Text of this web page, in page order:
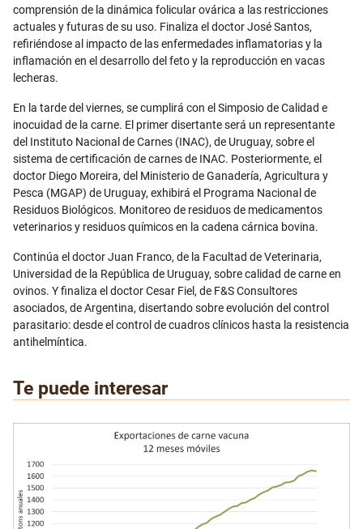
comprensión de la dinámica folicular ovárica a las restricciones
actuales y futuras de su uso. Finaliza el doctor José Santos,
refiriéndose al impacto de las enfermedades inflamatorias y la
inflamación en el desarrollo del feto y la reproducción en vacas
lecheras.
En la tarde del viernes, se cumplirá con el Simposio de Calidad e
inocuidad de la carne. El primer disertante será un representante
del Instituto Nacional de Carnes (INAC), de Uruguay, sobre el
sistema de certificación de carnes de INAC. Posteriormente, el
doctor Diego Moreira, del Ministerio de Ganadería, Agricultura y
Pesca (MGAP) de Uruguay, exhibirá el Programa Nacional de
Residuos Biológicos. Monitoreo de residuos de medicamentos
veterinarios y residuos químicos en la cadena cárnica bovina.
Continúa el doctor Juan Franco, de la Facultad de Veterinaria,
Universidad de la República de Uruguay, sobre calidad de carne en
ovinos. Y finaliza el doctor Cesar Fiel, de F&S Consultores
asociados, de Argentina, disertando sobre evolución del control
parasitario: desde el control de cuadros clínicos hasta la resistencia
antihelmíntica.
Te puede interesar